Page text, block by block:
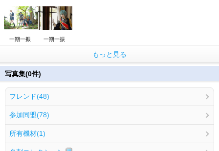
一期一振 一期一振
もっと見る
写真集(0件)
フレンド(48)
参加同盟(78)
所有機材(1)